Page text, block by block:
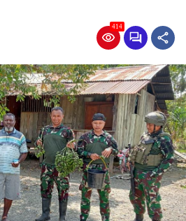
414